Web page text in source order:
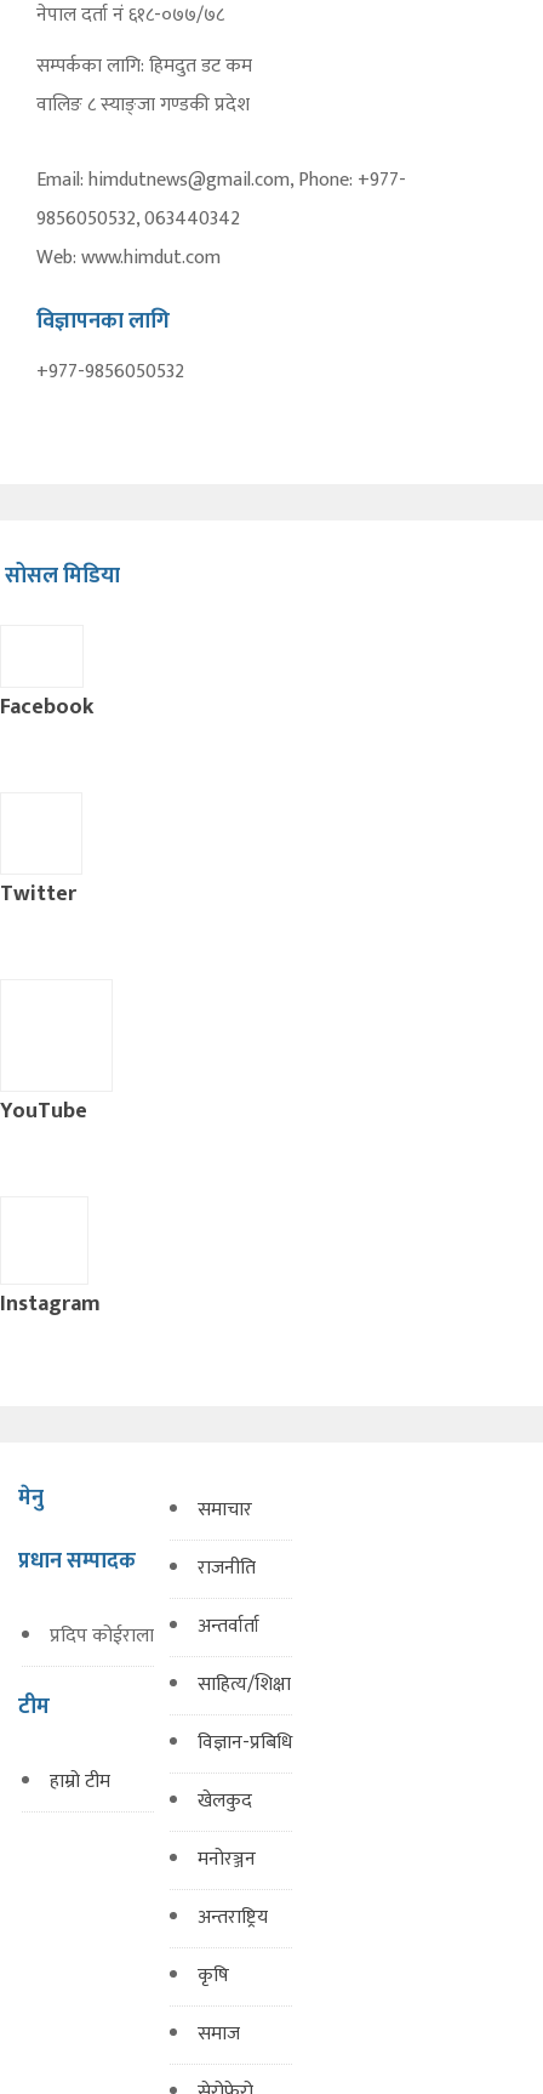
नेपाल दर्ता नं ६१८-०७७/७८
सम्पर्कका लागि: हिमदुत डट कम
वालिङ ८ स्याङ्जा गण्डकी प्रदेश
Email: himdutnews@gmail.com, Phone: +977-
9856050532, 063440342
Web: www.himdut.com
विज्ञापनका लागि
+977-9856050532
सोसल मिडिया
Facebook
Twitter
YouTube
Instagram
मेनु
प्रधान सम्पादक
प्रदिप कोईराला
टीम
हाम्रो टीम
समाचार
राजनीति
अन्तर्वार्ता
साहित्य/शिक्षा
विज्ञान-प्रबिधि
खेलकुद
मनोरञ्जन
अन्तराष्ट्रिय
कृषि
समाज